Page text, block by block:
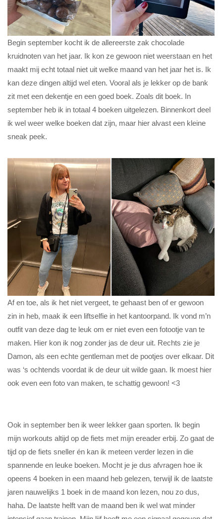
Begin september kocht ik de allereerste zak chocolade
kruidnoten van het jaar. Ik kon ze gewoon niet weerstaan en het
maakt mij echt totaal niet uit welke maand van het jaar het is. Ik
kan deze dingen altijd wel eten. Vooral als je lekker op de bank
zit met een dekentje en een goed boek. Zoals dit boek. In
september heb ik in totaal 4 boeken uitgelezen. Binnenkort deel
ik wel weer welke boeken dat zijn, maar hier alvast een kleine
sneak peek.
Af en toe, als ik het niet vergeet, te gehaast ben of er gewoon
zin in heb, maak ik een liftselfie in het kantoorpand. Ik vond m’n
outfit van deze dag te leuk om er niet even een fotootje van te
maken. Hier kon ik nog zonder jas de deur uit. Rechts zie je
Damon, als een echte gentleman met de pootjes over elkaar. Dit
was ‘s ochtends voordat ik de deur uit wilde gaan. Ik moest hier
ook even een foto van maken, te schattig gewoon! <3
Ook in september ben ik weer lekker gaan sporten. Ik begin
mijn workouts altijd op de fiets met mijn ereader erbij. Zo gaat de
tijd op de fiets sneller én kan ik meteen verder lezen in die
spannende en leuke boeken. Mocht je je dus afvragen hoe ik
opeens 4 boeken in een maand heb gelezen, terwijl ik de laatste
jaren nauwelijks 1 boek in de maand kon lezen, nou zo dus,
haha. De laatste helft van de maand ben ik wel wat minder